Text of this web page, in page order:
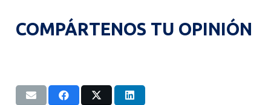
COMPÁRTENOS TU OPINIÓN